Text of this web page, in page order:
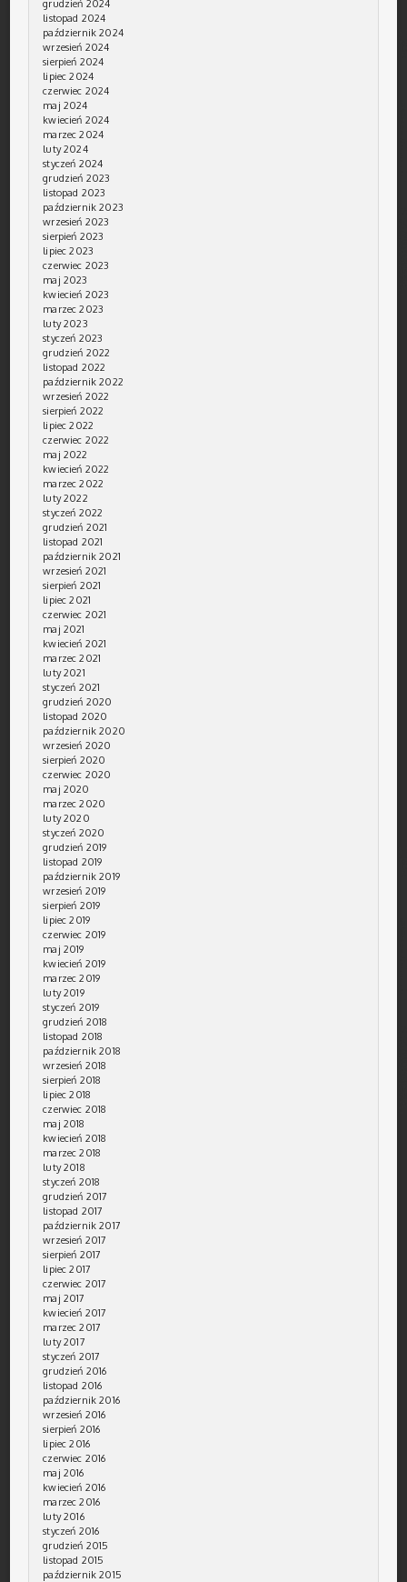
grudzień 2024
listopad 2024
październik 2024
wrzesień 2024
sierpień 2024
lipiec 2024
czerwiec 2024
maj 2024
kwiecień 2024
marzec 2024
luty 2024
styczeń 2024
grudzień 2023
listopad 2023
październik 2023
wrzesień 2023
sierpień 2023
lipiec 2023
czerwiec 2023
maj 2023
kwiecień 2023
marzec 2023
luty 2023
styczeń 2023
grudzień 2022
listopad 2022
październik 2022
wrzesień 2022
sierpień 2022
lipiec 2022
czerwiec 2022
maj 2022
kwiecień 2022
marzec 2022
luty 2022
styczeń 2022
grudzień 2021
listopad 2021
październik 2021
wrzesień 2021
sierpień 2021
lipiec 2021
czerwiec 2021
maj 2021
kwiecień 2021
marzec 2021
luty 2021
styczeń 2021
grudzień 2020
listopad 2020
październik 2020
wrzesień 2020
sierpień 2020
czerwiec 2020
maj 2020
marzec 2020
luty 2020
styczeń 2020
grudzień 2019
listopad 2019
październik 2019
wrzesień 2019
sierpień 2019
lipiec 2019
czerwiec 2019
maj 2019
kwiecień 2019
marzec 2019
luty 2019
styczeń 2019
grudzień 2018
listopad 2018
październik 2018
wrzesień 2018
sierpień 2018
lipiec 2018
czerwiec 2018
maj 2018
kwiecień 2018
marzec 2018
luty 2018
styczeń 2018
grudzień 2017
listopad 2017
październik 2017
wrzesień 2017
sierpień 2017
lipiec 2017
czerwiec 2017
maj 2017
kwiecień 2017
marzec 2017
luty 2017
styczeń 2017
grudzień 2016
listopad 2016
październik 2016
wrzesień 2016
sierpień 2016
lipiec 2016
czerwiec 2016
maj 2016
kwiecień 2016
marzec 2016
luty 2016
styczeń 2016
grudzień 2015
listopad 2015
październik 2015